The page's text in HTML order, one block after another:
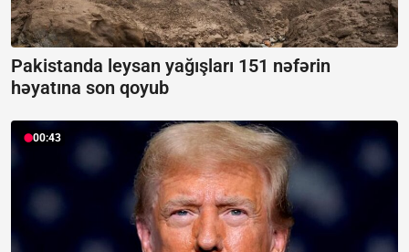
Pakistanda leysan yağışları 151 nəfərin
həyatına son qoyub
00:43